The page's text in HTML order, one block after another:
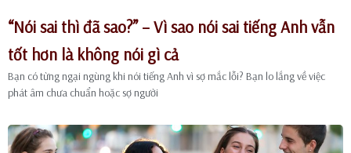
“Nói sai thì đã sao?” – Vì sao nói sai tiếng Anh vẫn
tốt hơn là không nói gì cả
Bạn có từng ngại ngùng khi nói tiếng Anh vì sợ mắc lỗi? Bạn lo lắng về việc
phát âm chưa chuẩn hoặc sợ người